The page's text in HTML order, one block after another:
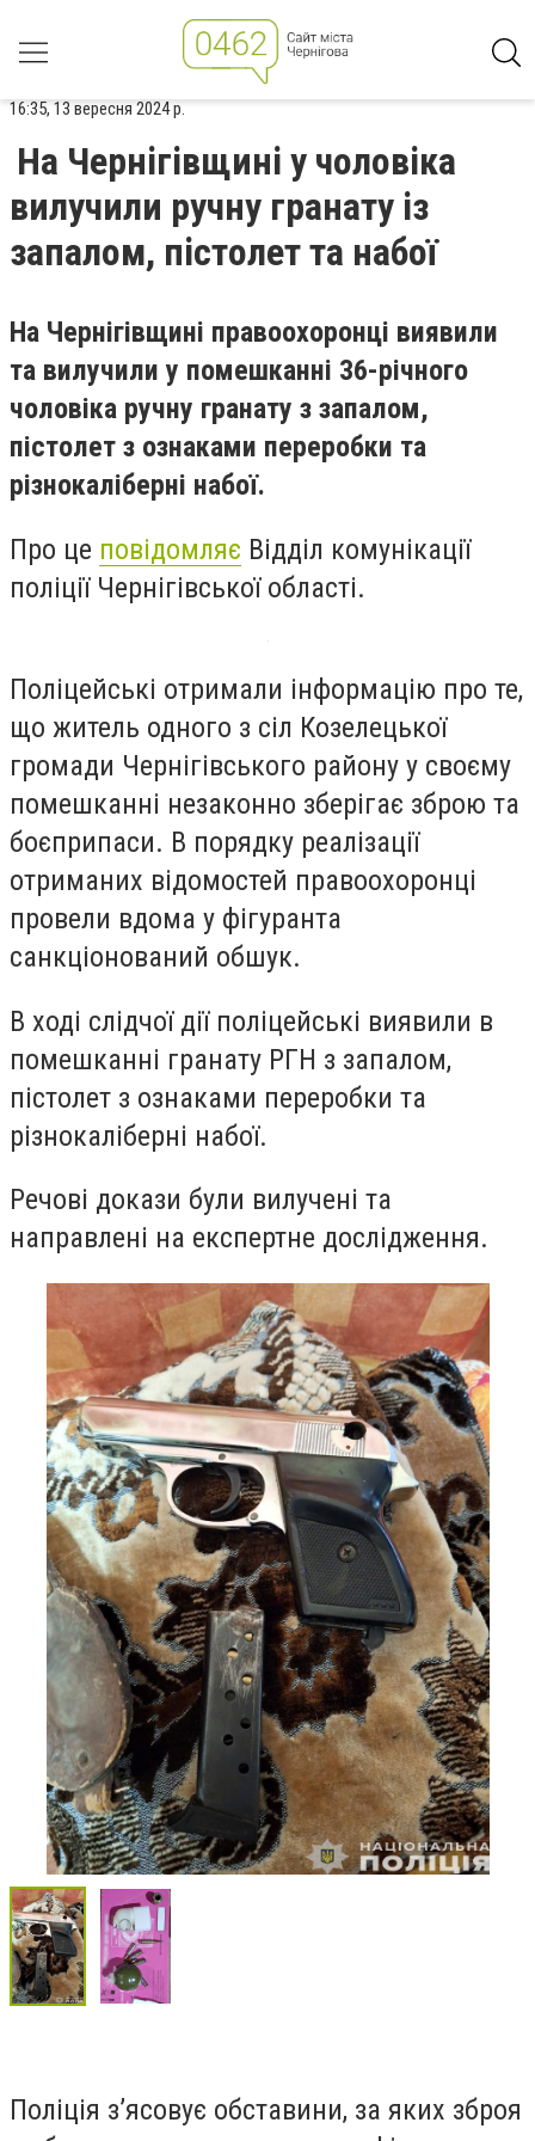
16:35, 13 вересня 2024 р.
На Чернігівщині у чоловіка
вилучили ручну гранату із
запалом, пістолет та набої
На Чернігівщині правоохоронці виявили
та вилучили у помешканні 36-річного
чоловіка ручну гранату з запалом,
пістолет з ознаками переробки та
різнокаліберні набої.
Про це повідомляє Відділ комунікації
поліції Чернігівської області.
Поліцейські отримали інформацію про те,
що житель одного з сіл Козелецької
громади Чернігівського району у своєму
помешканні незаконно зберігає зброю та
боєприпаси. В порядку реалізації
отриманих відомостей правоохоронці
провели вдома у фігуранта
санкціонований обшук.
В ході слідчої дії поліцейські виявили в
помешканні гранату РГН з запалом,
пістолет з ознаками переробки та
різнокаліберні набої.
Речові докази були вилучені та
направлені на експертне дослідження.
Поліція з’ясовує обставини, за яких зброя